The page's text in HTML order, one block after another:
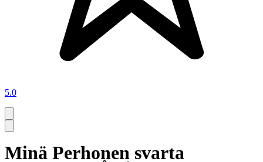
5.0
Minä Perhonen svarta